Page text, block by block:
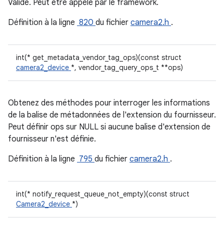
Valide. Peut être appelé par le framework.
Définition à la ligne 820 du fichier camera2.h .
int(* get_metadata_vendor_tag_ops)(const struct
camera2_device *, vendor_tag_query_ops_t **ops)
Obtenez des méthodes pour interroger les informations
de la balise de métadonnées de l'extension du fournisseur.
Peut définir ops sur NULL si aucune balise d'extension de
fournisseur n'est définie.
Définition à la ligne 795 du fichier camera2.h .
int(* notify_request_queue_not_empty)(const struct
Camera2_device *)